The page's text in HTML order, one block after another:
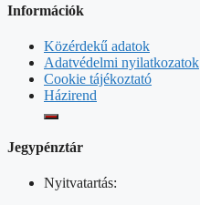
Információk
Közérdekű adatok
Adatvédelmi nyilatkozatok
Cookie tájékoztató
Házirend
Jegypénztár
Nyitvatartás: